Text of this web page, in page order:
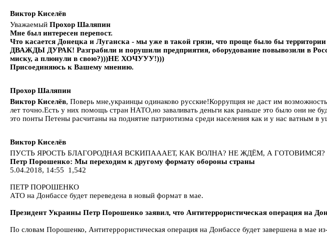
Виктор Киселёв
Уважаемый Прохор Шаляпин
Мне был интересен перепост.
Что касается Донецка и Луганска - мы уже в такой грязи, что проще было бы
ДВАЖДЫ ДУРАК! Разграбили и порушили предприятия, оборудование повывозили в
миску, а плюнули в свою?)))НЕ ХОЧУУУ!)))
Присоединяюсь к Вашему мнению.
Прохор Шаляпин
Виктор Киселёв, Поверь мне,украинцы одинаково русские!Коррупция не даст им
лет точно.Есть у них помощь стран НАТО,но заваливать деньги как раньше это было они не
это понты Петены расчитаны на поднятие патриотизма среди населения как и у нас ватным
Виктор Киселёв
ПУСТЬ ЯРОСТЬ БЛАГОРОДНАЯ ВСКИПАААЕТ, КАК ВОЛНА? НЕ ЖДЁМ, А ГОТОВИМСЯ?
Петр Порошенко: Мы переходим к другому формату обороны страны
5.04.2018, 14:55 1,542
ПЕТР ПОРОШЕНКО
АТО на Донбассе будет переведена в новый формат в мае.
Президент Украины Петр Порошенко заявил, что Антитеррористическая операция на
По словам Порошенко, Антитеррористическая операция на Донбассе будет завершена в мае